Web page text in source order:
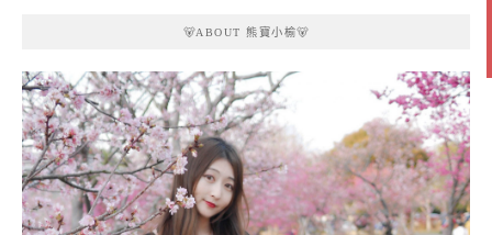
🐻ABOUT 熊寶小榆🐻